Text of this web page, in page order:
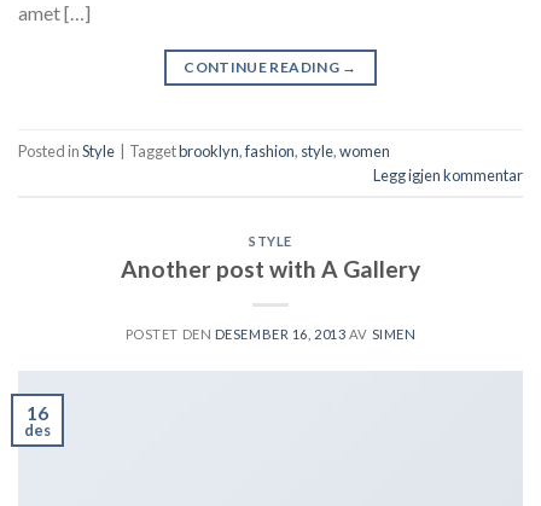
amet […]
CONTINUE READING →
Posted inStyle Taggetbrooklyn,fashion, style,women
Legg igjen kommentar
STYLE
Another post with A Gallery
POSTET DEN DESEMBER 16, 2013 AV SIMEN
16
des